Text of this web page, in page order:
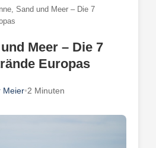
Sand und Meer – Die 7
Meer – Die 7
Europas
Meier•2 Minuten